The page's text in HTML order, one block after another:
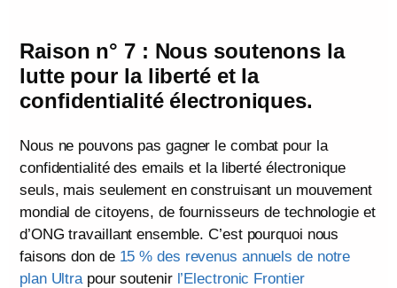
Raison n° 7 : Nous soutenons la
lutte pour la liberté et la
confidentialité électroniques.
Nous ne pouvons pas gagner le combat pour la
confidentialité des emails et la liberté électronique
seuls, mais seulement en construisant un mouvement
mondial de citoyens, de fournisseurs de technologie et
d’ONG travaillant ensemble. C’est pourquoi nous
faisons don de 15 % des revenus annuels de notre
plan Ultrapour soutenir l’Electronic Frontier